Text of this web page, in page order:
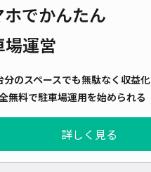
ホでかんたん
場運営
分のスペースでも無駄なく収益化
無料で駐車場運用を始められる
詳しく見る